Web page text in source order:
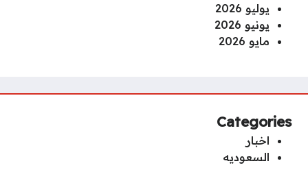
يوليو 2026
يونيو 2026
مايو 2026
Categories
اخبار
السعوديه